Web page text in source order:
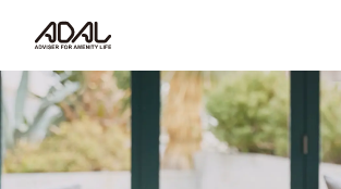
コラム
サポート情報
はたらく家具（広報